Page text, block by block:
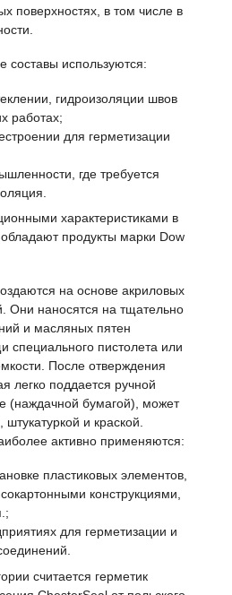
поверхностях, в том числе в
составы используются:
гидроизоляции швов
работах;
для герметизации
где требуется
характеристиками в
обладают продукты марки Dow
на основе акриловых
Они наносятся на тщательно
и масляных пятен
специального пистолета или
После отверждения
легко поддается ручной
(наждачной бумагой), может
штукатуркой и краской.
активно применяются:
пластиковых элементов,
конструкциями,
для герметизации и
считается герметик